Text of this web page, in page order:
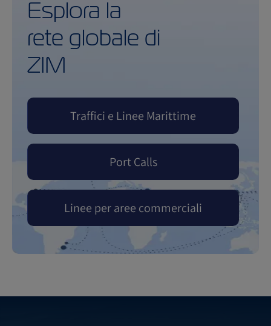
Esplora la
rete globale di
ZIM
Traffici e Linee Marittime
Port Calls
Linee per aree commerciali